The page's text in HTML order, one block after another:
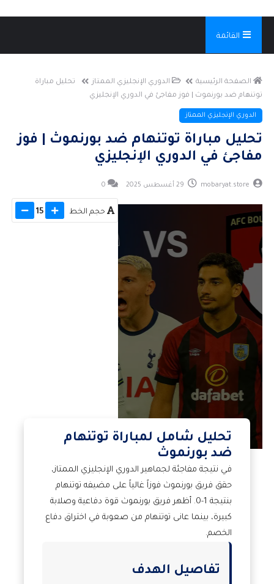
القائمة
الصفحة الرئيسية الدوري الإنجليزي الممتاز
تحليل مباراة
توتنهام ضد بورنموث | فوز مفاجئ في الدوري الإنجليزي
الدوري الإنجليزي الممتاز
تحليل مباراة توتنهام ضد بورنموث | فوز
مفاجئ في الدوري الإنجليزي
mobaryat.store
0
حجم الخط 15
تحليل شامل لمباراة توتنهام
ضد بورنموث
في نتيجة مفاجئة لجماهير الدوري الإنجليزي الممتاز،
حقق فريق بورنموث فوزاً غالياً على مضيفه توتنهام
بنتيجة 1-0. أظهر فريق بورنموث قوة دفاعية وصلابة
كبيرة، بينما عانى توتنهام من صعوبة في اختراق دفاع
الخصم.
تفاصيل الهدف